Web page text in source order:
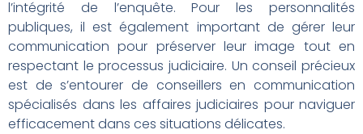
l’intégrité de l’enquête. Pour les personnalités
publiques, il est également important de gérer leur
communication pour préserver leur image tout en
respectant le processus judiciaire. Un conseil précieux
est de s’entourer de conseillers en communication
spécialisés dans les affaires judiciaires pour naviguer
efficacement dans ces situations délicates.